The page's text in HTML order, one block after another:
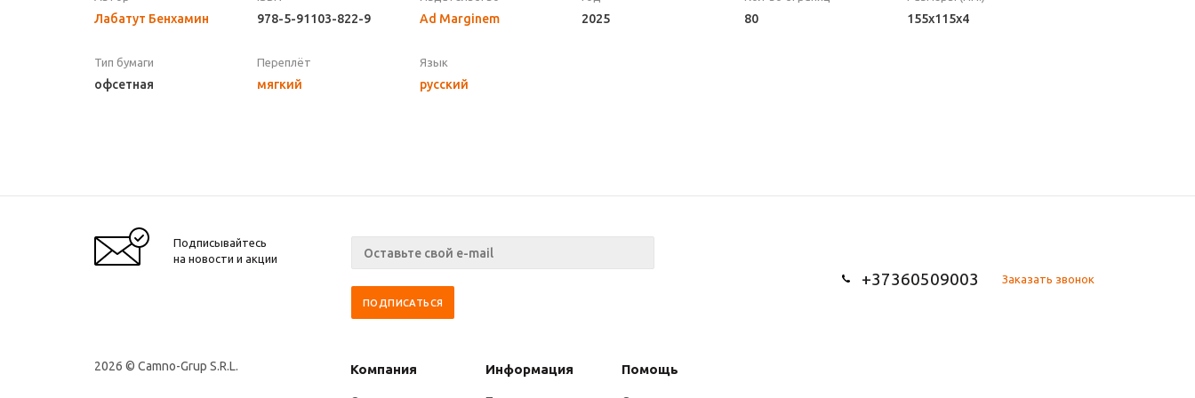
Лабатут Бенхамин 978-5-91103-822-9 Ad Marginem 2025 80 155х115х4
Тип бумаги
офсетная
Переплёт
мягкий
Язык
русский
Подписывайтесь
на новости и акции
+37360509003 Заказать звонок
2026 © Camno-Grup S.R.L. Компания Информация Помощь